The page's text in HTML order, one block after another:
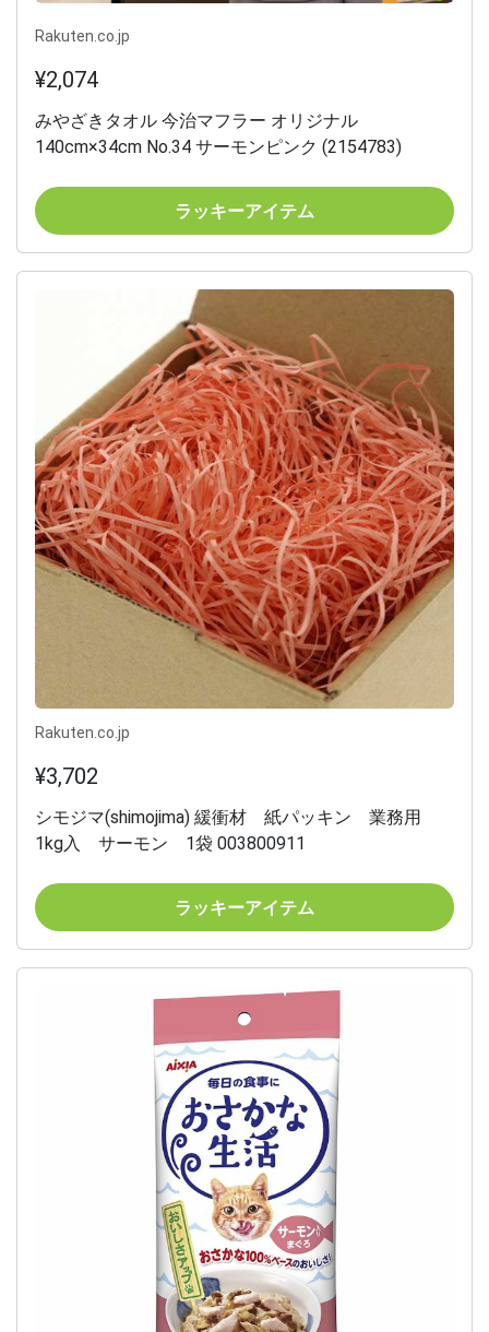
Rakuten.co.jp
¥2,074
みやざきタオル 今治マフラー オリジナル
140cm×34cm No.34 サーモンピンク (2154783)
ラッキーアイテム
Rakuten.co.jp
¥3,702
シモジマ(shimojima) 緩衝材 紙パッキン 業務用
1kg入 サーモン 1袋 003800911
ラッキーアイテム